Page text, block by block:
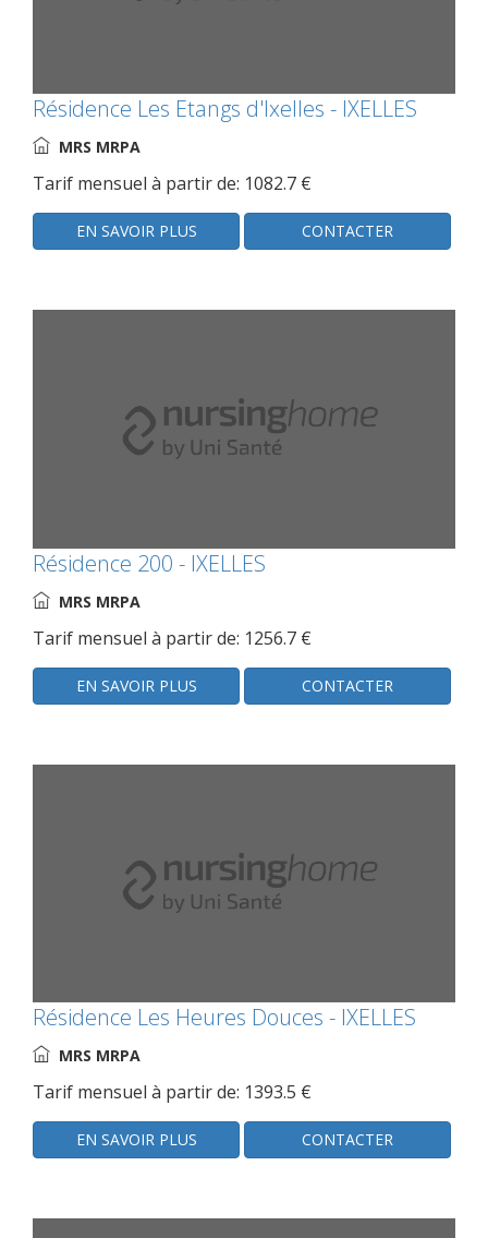
Résidence Les Etangs d'Ixelles - IXELLES
MRS MRPA
Tarif mensuel à partir de: 1082.7 €
EN SAVOIR PLUS CONTACTER
Résidence 200 - IXELLES
MRS MRPA
Tarif mensuel à partir de: 1256.7 €
EN SAVOIR PLUS CONTACTER
Résidence Les Heures Douces - IXELLES
MRS MRPA
Tarif mensuel à partir de: 1393.5 €
EN SAVOIR PLUS CONTACTER